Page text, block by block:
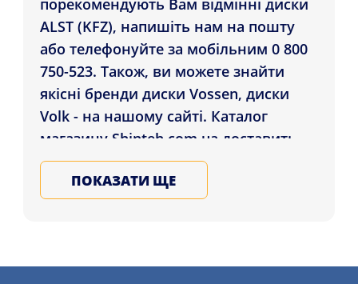
порекомендують Вам відмінні диски
ALST (KFZ), напишіть нам на пошту
або телефонуйте за мобільним 0 800
750-523. Також, ви можете знайти
якісні бренди диски Vossen, диски
Volk - на нашому сайті. Каталог
магазину Shinteh.com.ua доставить
Диски ALST (KFZ) 8932 Renault 6x15
4x100 ET40 DIA60 S клієнтам регіонів:
Львів, Житомир, Херсон і в будь-яке
диски для авто у Нас, запишіться на
ПОКАЗАТИ ЩЕ